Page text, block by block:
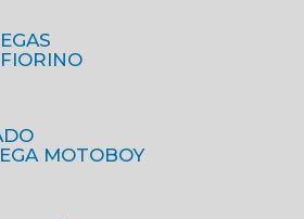
FIORINO
MOTOBOY